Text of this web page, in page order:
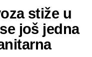
stiže u
još jedna